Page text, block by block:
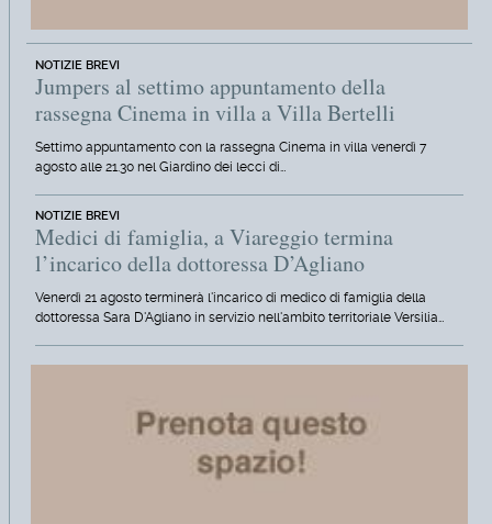
NOTIZIE BREVI
Jumpers al settimo appuntamento della
rassegna Cinema in villa a Villa Bertelli
Settimo appuntamento con la rassegna Cinema in villa venerdì 7
agosto alle 21.30 nel Giardino dei lecci di…
NOTIZIE BREVI
Medici di famiglia, a Viareggio termina
l’incarico della dottoressa D’Agliano
Venerdì 21 agosto terminerà l'incarico di medico di famiglia della
dottoressa Sara D'Agliano in servizio nell'ambito territoriale Versilia…